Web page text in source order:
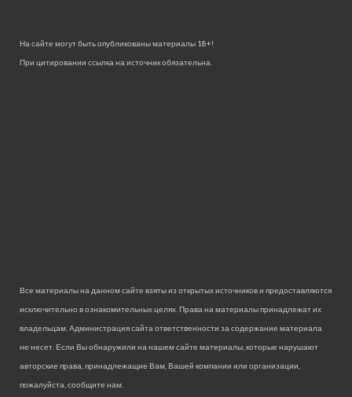
На сайте могут быть опубликованы материалы 18+!
При цитировании ссылка на источник обязательна.
Все материалы на данном сайте взяты из открытых источников и предоставляются
исключительно в ознакомительных целях. Права на материалы принадлежат их
владельцам. Администрация сайта ответственности за содержание материала
не несет. Если Вы обнаружили на нашем сайте материалы, которые нарушают
авторские права, принадлежащие Вам, Вашей компании или организации,
пожалуйста, сообщите нам.